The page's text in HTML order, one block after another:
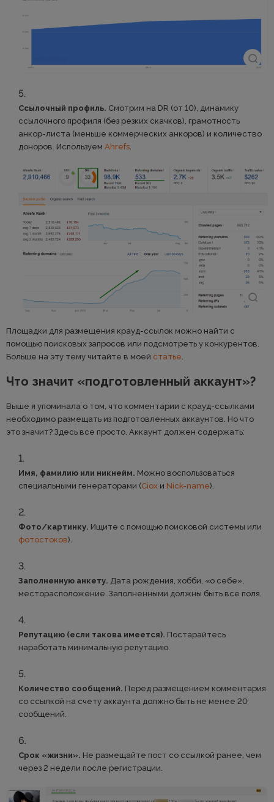
Ссылочный профиль. Смотрим на DR (от 10), динамику
ссылочного профиля (без резких скачков), грамотность
анкор-листа (меньше коммерческих анкоров) и количество
доноров. Используем Ahrefs
Площадки для размещения крауд-ссылок можно найти с
помощью поисковых запросов или подсмотреть у конкурентов.
Больше на эту тему читайте в моей статье.
Что значит «подготовленный аккаунт»?
Выше я упоминала о том, что комментарии с крауд-ссылками
необходимо размещать из подготовленных аккаунтов. Но что
это значит? Здесь все просто. Аккаунт должен содержать:
Имя, фамилию или никнейм. Можно воспользоваться
специальными генераторами (Ciox и Nick-name).
Фото/картинку. Ищите с помощью поисковой системы или
фотостоков).
Заполненную анкету. Дата рождения, хобби, «о себе»,
месторасположение. Заполненными должны быть все поля.
Репутацию (если такова имеется). Постарайтесь
наработать минимальную репутацию.
Количество сообщений. Перед размещением комментария
со ссылкой на счету аккаунта должно быть не менее 20
сообщений.
Срок «жизни». Не размещайте пост со ссылкой ранее, чем
через 2 недели после регистрации.